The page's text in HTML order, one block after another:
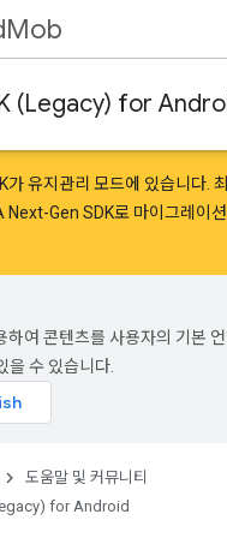
(Legacy) for
가 유지관리 모드에 있습니다.
Next-Gen SDK로 마이그레이션
여 콘텐츠를 사용자의 기본 언
을 수 있습니다.
도움말 및 커뮤니티
for Android